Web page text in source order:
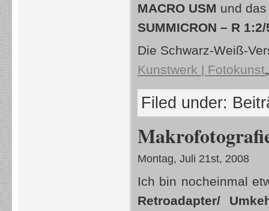
MACRO USM und
SUMMICRON – R 1:2/
Die Schwarz-Weiß-
Kunstwerk | Fotokunst
Filed under:
Montag, Juli 21st, 2008
Ich bin nocheinmal
Retroadapter/